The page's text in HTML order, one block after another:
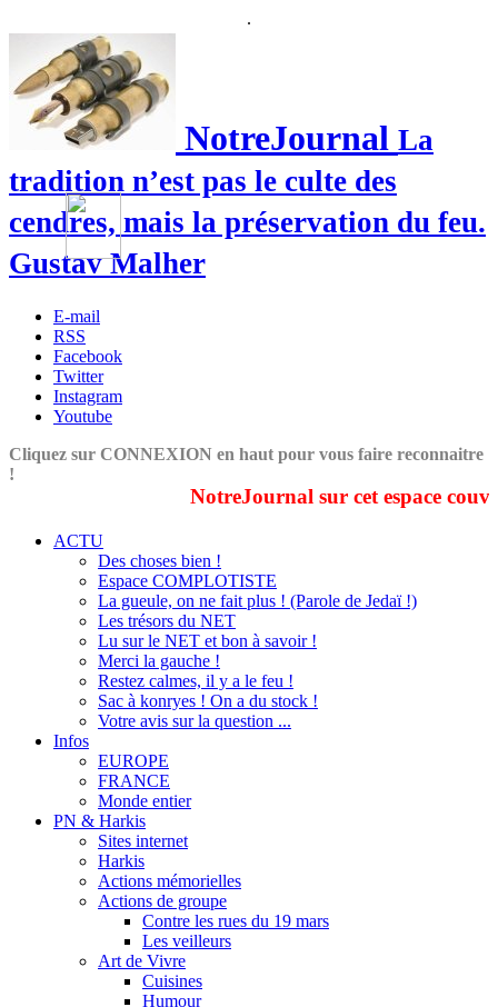
.
NotreJournal La
tradition n’est pas le culte des
cendres, mais la préservation du feu.
Gustav Malher
E-mail
RSS
Facebook
Twitter
Instagram
Youtube
Cliquez sur CONNEXION en haut pour vous faire reconnaitre
!
NotreJournal sur cet espace couvre
ACTU
Des choses bien !
Espace COMPLOTISTE
La gueule, on ne fait plus ! (Parole de Jedaï !)
Les trésors du NET
Lu sur le NET et bon à savoir !
Merci la gauche !
Restez calmes, il y a le feu !
Sac à konryes ! On a du stock !
Votre avis sur la question ...
Infos
EUROPE
FRANCE
Monde entier
PN & Harkis
Sites internet
Harkis
Actions mémorielles
Actions de groupe
Contre les rues du 19 mars
Les veilleurs
Art de Vivre
Cuisines
Humour